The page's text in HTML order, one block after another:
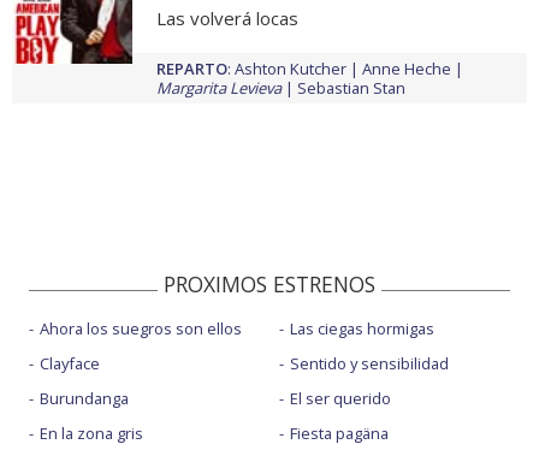
Las volverá locas
REPARTO: Ashton Kutcher
Anne Heche
Margarita Levieva
Sebastian Stan
PROXIMOS ESTRENOS
Ahora los suegros son ellos
Clayface
Burundanga
En la zona gris
Las ciegas hormigas
Sentido y sensibilidad
El ser querido
Fiesta pagäna